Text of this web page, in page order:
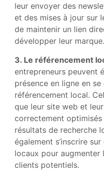
leur envoyer des
et des mises à jour sur
de maintenir un lien
développer leur marque.
3. Le référencement
entrepreneurs peuvent
présence en ligne en
référencement local.
que leur site web et
correctement
résultats de recherche
également s’inscrire
locaux pour augmenter
clients potentiels.